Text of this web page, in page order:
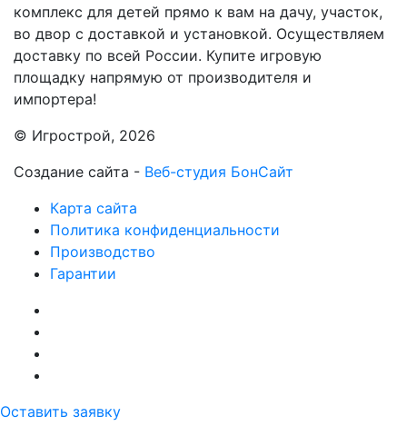
комплекс для детей прямо к вам на дачу, участок,
во двор с доставкой и установкой. Осуществляем
доставку по всей России. Купите игровую
площадку напрямую от производителя и
импортера!
© Игрострой, 2026
Создание сайта - Веб-студия БонСайт
Карта сайта
Политика конфиденциальности
Производство
Гарантии
Оставить заявку